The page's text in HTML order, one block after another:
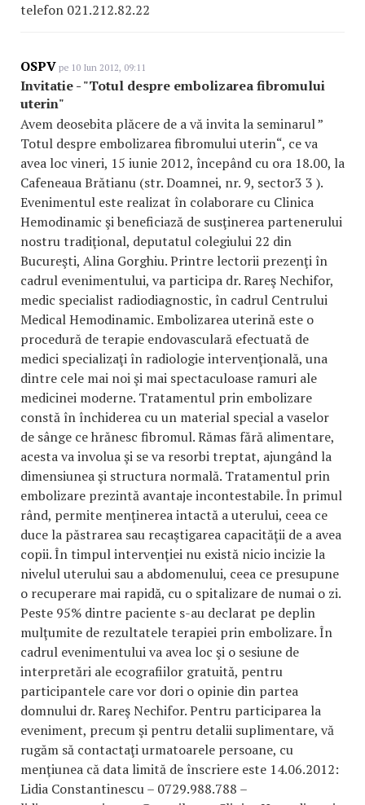
telefon 021.212.82.22
OSPV pe 10 Iun 2012, 09:11
Invitatie - "Totul despre embolizarea fibromului
uterin"
Avem deosebita plăcere de a vă invita la seminarul ”
Totul despre embolizarea fibromului uterin“, ce va
avea loc vineri, 15 iunie 2012, începând cu ora 18.00, la
Cafeneaua Brătianu (str. Doamnei, nr. 9, sector3 3 ).
Evenimentul este realizat în colaborare cu Clinica
Hemodinamic şi beneficiază de susţinerea partenerului
nostru tradiţional, deputatul colegiului 22 din
Bucureşti, Alina Gorghiu. Printre lectorii prezenţi în
cadrul evenimentului, va participa dr. Rareş Nechifor,
medic specialist radiodiagnostic, în cadrul Centrului
Medical Hemodinamic. Embolizarea uterină este o
procedură de terapie endovasculară efectuată de
medici specializaţi în radiologie intervenţională, una
dintre cele mai noi şi mai spectaculoase ramuri ale
medicinei moderne. Tratamentul prin embolizare
constă în închiderea cu un material special a vaselor
de sânge ce hrănesc fibromul. Rămas fără alimentare,
acesta va involua şi se va resorbi treptat, ajungând la
dimensiunea şi structura normală. Tratamentul prin
embolizare prezintă avantaje incontestabile. În primul
rând, permite menţinerea intactă a uterului, ceea ce
duce la păstrarea sau recaştigarea capacităţii de a avea
copii. În timpul intervenţiei nu există nicio incizie la
nivelul uterului sau a abdomenului, ceea ce presupune
o recuperare mai rapidă, cu o spitalizare de numai o zi.
Peste 95% dintre paciente s-au declarat pe deplin
mulţumite de rezultatele terapiei prin embolizare. În
cadrul evenimentului va avea loc şi o sesiune de
interpretări ale ecografiilor gratuită, pentru
participantele care vor dori o opinie din partea
domnului dr. Rareş Nechifor. Pentru participarea la
eveniment, precum şi pentru detalii suplimentare, vă
rugăm să contactaţi urmatoarele persoane, cu
menţiunea că data limită de înscriere este 14.06.2012:
Lidia Constantinescu – 0729.988.788 –